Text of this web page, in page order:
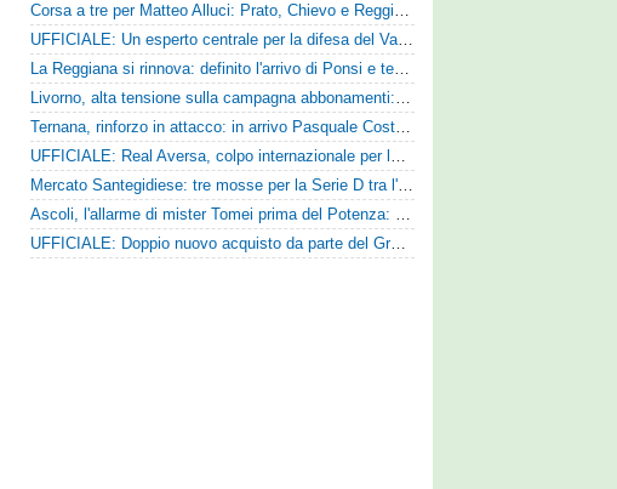
Corsa a tre per Matteo Alluci: Prato, Chievo e Reggina sul centrocampista
UFFICIALE: Un esperto centrale per la difesa del Vado
La Reggiana si rinnova: definito l'arrivo di Ponsi e test con l'Alcione
Livorno, alta tensione sulla campagna abbonamenti: la stoccata della Curva Nord alla società
Ternana, rinforzo in attacco: in arrivo Pasquale Costanzo dalla Paganese
UFFICIALE: Real Aversa, colpo internazionale per la difesa
Mercato Santegidiese: tre mosse per la Serie D tra l'ingaggio di Diakhate e due rinnovi chiave
Ascoli, l'allarme di mister Tomei prima del Potenza: «Mettiamoci l'elmetto, l'obiettivo è la salvezza e non dobbiamo vendere fumo!»
UFFICIALE: Doppio nuovo acquisto da parte del Grosseto